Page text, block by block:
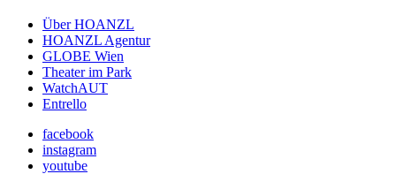
Über HOANZL
HOANZL Agentur
GLOBE Wien
Theater im Park
WatchAUT
Entrello
facebook
instagram
youtube